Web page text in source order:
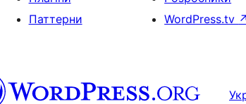
Паттерни
WordPress.tv ↗